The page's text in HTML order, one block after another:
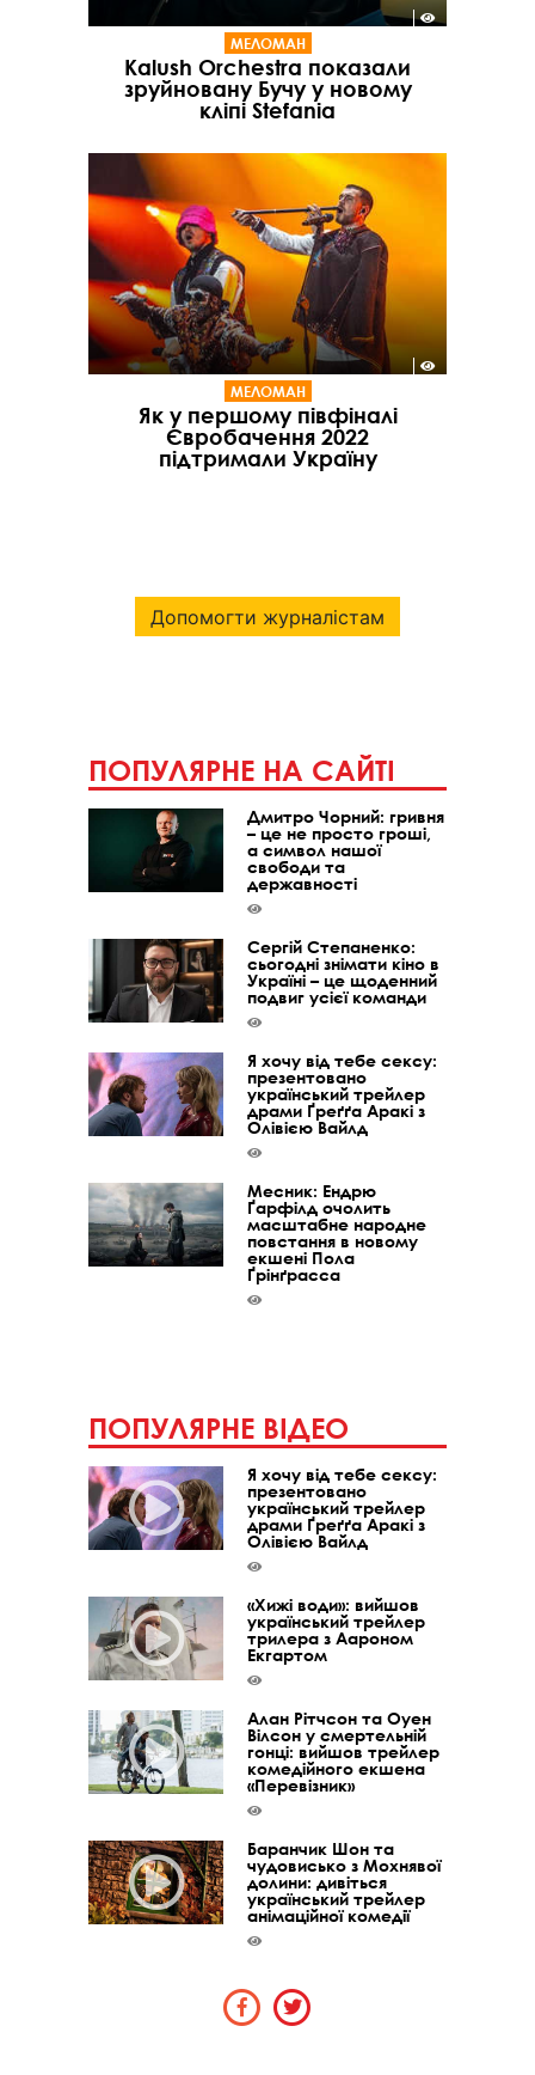
МЕЛОМАН
Kalush Orchestra показали
зруйновану Бучу у новому
кліпі Stefania
МЕЛОМАН
Як у першому півфіналі
Євробачення 2022
підтримали Україну
Допомогти журналістам
ПОПУЛЯРНЕ НА САЙТІ
Дмитро Чорний: гривня
– це не просто гроші,
а символ нашої
свободи та
державності
Сергій Степаненко:
сьогодні знімати кіно в
Україні – це щоденний
подвиг усієї команди
Я хочу від тебе сексу:
презентовано
український трейлер
драми Ґреґґа Аракі з
Олівією Вайлд
Месник: Ендрю
Ґарфілд очолить
масштабне народне
повстання в новому
екшені Пола
Ґрінґрасса
ПОПУЛЯРНЕ ВІДЕО
Я хочу від тебе сексу:
презентовано
український трейлер
драми Ґреґґа Аракі з
Олівією Вайлд
«Хижі води»: вийшов
український трейлер
трилера з Аароном
Екгартом
Алан Рітчсон та Оуен
Вілсон у смертельній
гонці: вийшов трейлер
комедійного екшена
«Перевізник»
Баранчик Шон та
чудовисько з Мохнявої
долини: дивіться
український трейлер
анімаційної комедії